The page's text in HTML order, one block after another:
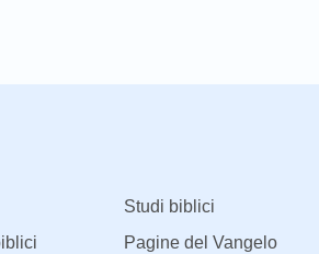
Studi biblici
Pagine del Vangelo